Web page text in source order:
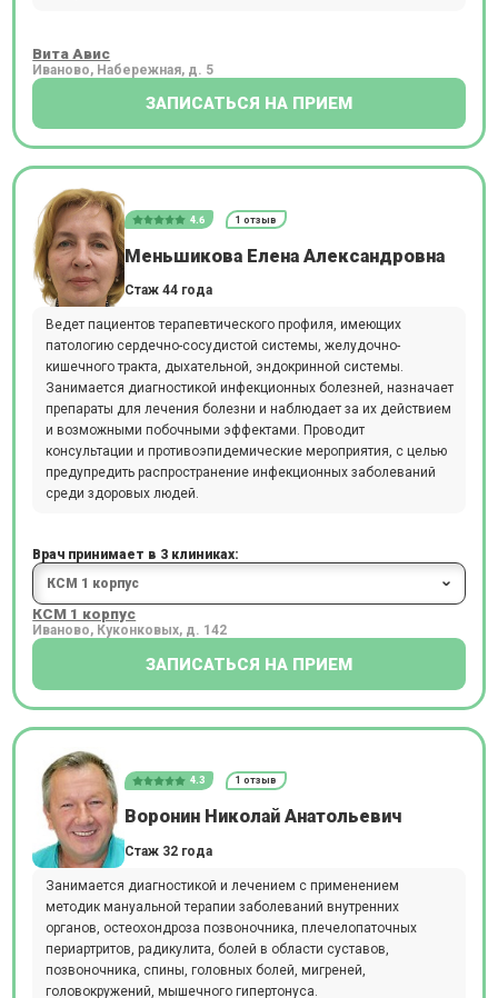
Вита Авис
Иваново, Набережная, д. 5
ЗАПИСАТЬСЯ НА ПРИЕМ
4.6 1 отзыв
Меньшикова Елена Александровна
Стаж 44 года
Ведет пациентов терапевтического профиля, имеющих
патологию сердечно-сосудистой системы, желудочно-
кишечного тракта, дыхательной, эндокринной системы.
Занимается диагностикой инфекционных болезней, назначает
препараты для лечения болезни и наблюдает за их действием
и возможными побочными эффектами. Проводит
консультации и противоэпидемические мероприятия, с целью
предупредить распространение инфекционных заболеваний
среди здоровых людей.
Врач принимает в 3 клиниках:
КСМ 1 корпус
Иваново, Куконковых, д. 142
ЗАПИСАТЬСЯ НА ПРИЕМ
4.3 1 отзыв
Воронин Николай Анатольевич
Стаж 32 года
Занимается диагностикой и лечением с применением
методик мануальной терапии заболеваний внутренних
органов, остеохондроза позвоночника, плечелопаточных
периартритов, радикулита, болей в области суставов,
позвоночника, спины, головных болей, мигреней,
головокружений, мышечного гипертонуса.